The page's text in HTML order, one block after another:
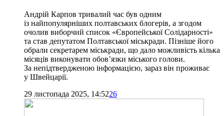
Андрій Карпов тривалий час був одним
із найпопулярніших полтавських блогерів, а згодом
очолив виборчий список «Європейської Солідарності»
та став депутатом Полтавської міськради. Пізніше його
обрали секретарем міськради, що дало можливість кілька
місяців виконувати обов’язки міського голови.
За непідтвердженою інформацією, зараз він проживає
у Швейцарії.
29 листопада 2025, 14:5226